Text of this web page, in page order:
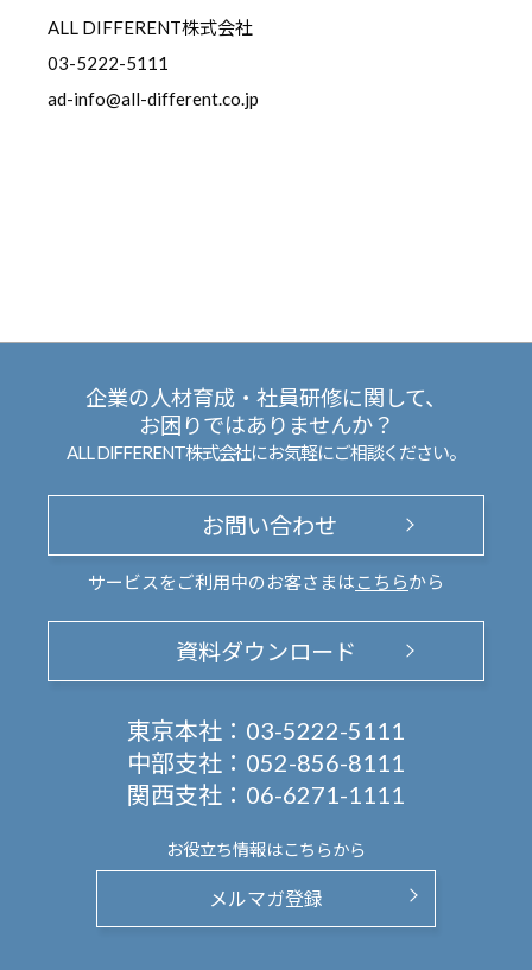
ALL DIFFERENT株式会社
03-5222-5111
ad-info@all-different.co.jp
企業の人材育成・社員研修に関して、
お困りではありませんか？
ALL DIFFERENT株式会社にお気軽にご相談ください。
お問い合わせ
サービスをご利用中のお客さまは こちらから
資料ダウンロード
東京本社： 03-5222-5111
中部支社： 052-856-8111
関西支社： 06-6271-1111
お役立ち情報はこちらから
メルマガ登録